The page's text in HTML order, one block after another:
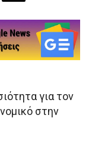
για τον
στην